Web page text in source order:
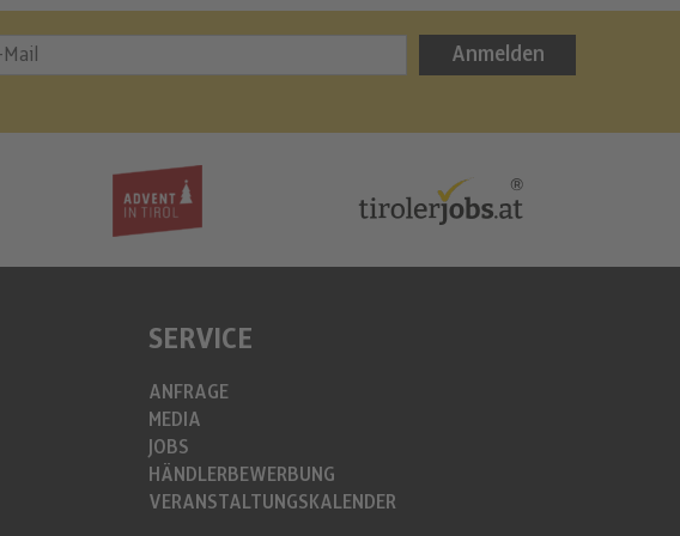
Anmelden
SERVICE
ANFRAGE
MEDIA
JOBS
HÄNDLERBEWERBUNG
VERANSTALTUNGSKALENDER